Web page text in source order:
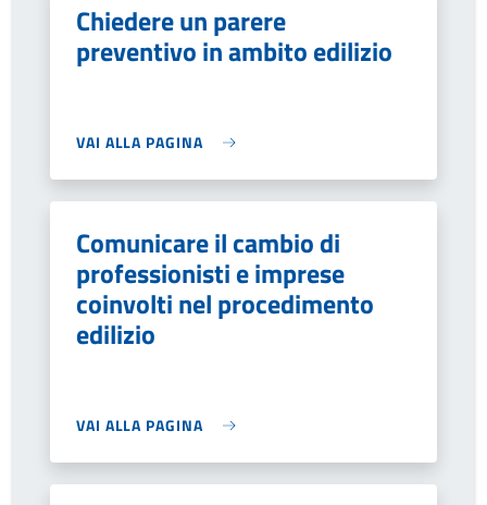
Chiedere un parere
preventivo in ambito edilizio
VAI ALLA PAGINA
Comunicare il cambio di
professionisti e imprese
coinvolti nel procedimento
edilizio
VAI ALLA PAGINA